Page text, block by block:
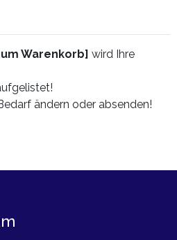
Warenkorb] wird Ihre
ändern oder absenden!